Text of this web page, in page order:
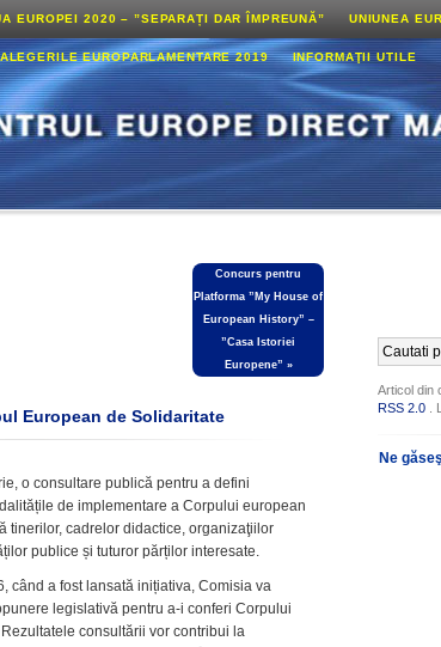
EUROPEI 2020 – ”SEPARAȚI DAR ÎMPREUNĂ” UNIUNEA
ALEGERILE EUROPARLAMENTARE 2019 INFORMAŢII UTILE
Concurs pentru
Platforma ”My House of
European History” –
”Casa Istoriei
Europene” »
European de Solidaritate
o consultare publică pentru a defini
de implementare a Corpului european
tinerilor, cadrelor didactice, organizaţiilor
publice și tuturor părților interesate.
când a fost lansată inițiativa, Comisia va
legislativă pentru a-i conferi Corpului
consultării vor contribui la
Articol din
RSS 2.0 .
Ne